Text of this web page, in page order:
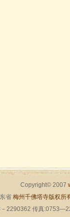
Copyright© 2007
省 梅州千佛塔寺版权所
－2290362 传真